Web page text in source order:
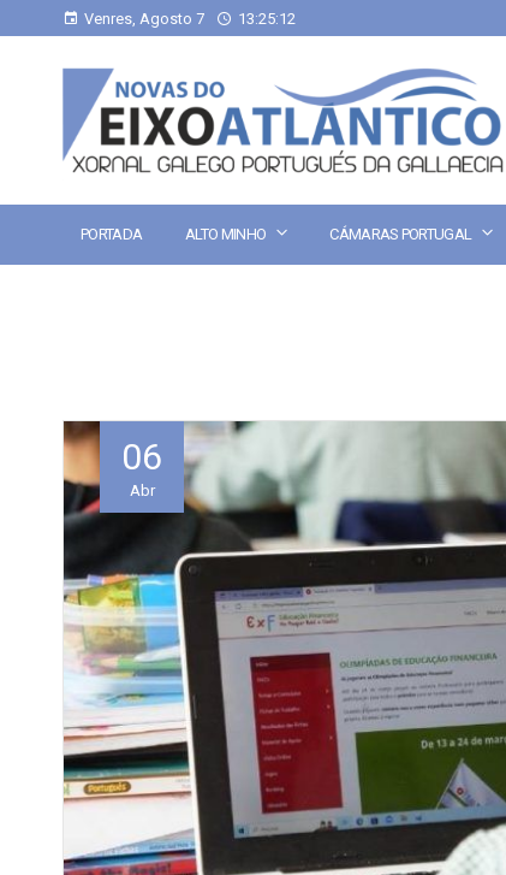
Venres, Agosto 7 13:25:13
PORTADA ALTO MINHO CÁMARAS PORTUGAL
06
Abr